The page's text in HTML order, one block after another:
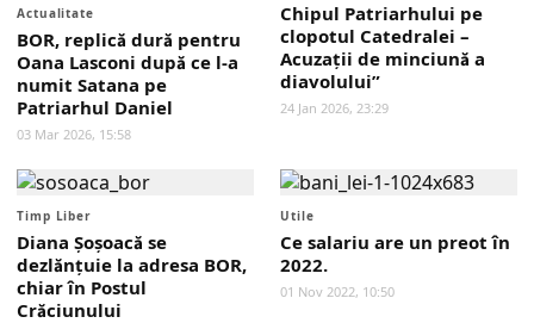
Actualitate
BOR, replică dură pentru
Oana Lasconi după ce l-a
numit Satana pe
Patriarhul Daniel
03 Mar 2026, 15:58
Chipul Patriarhului pe
clopotul Catedralei –
Acuzații de minciună a
diavolului”
24 Jan 2026, 23:29
Timp Liber
Diana Şoşoacă se
dezlănţuie la adresa BOR,
chiar în Postul
Crăciunului
Utile
Ce salariu are un preot în
2022.
01 Nov 2022, 10:50